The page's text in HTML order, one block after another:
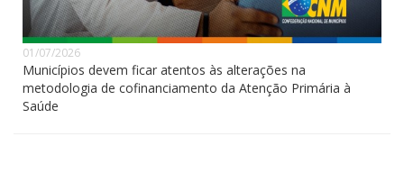
01/07/2026
Municípios devem ficar atentos às alterações na
metodologia de cofinanciamento da Atenção Primária à
Saúde